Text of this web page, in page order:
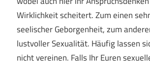
Wirklichkeit scheitert. Zum einen
seelischer Geborgenheit, zum
lustvoller Sexualität. Häufig lassen
nicht vereinen. Falls Ihr Euren